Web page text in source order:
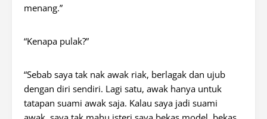
menang.”
“Kenapa pulak?”
“Sebab saya tak nak awak riak, berlagak dan ujub
dengan diri sendiri. Lagi satu, awak hanya untuk
tatapan suami awak saja. Kalau saya jadi suami